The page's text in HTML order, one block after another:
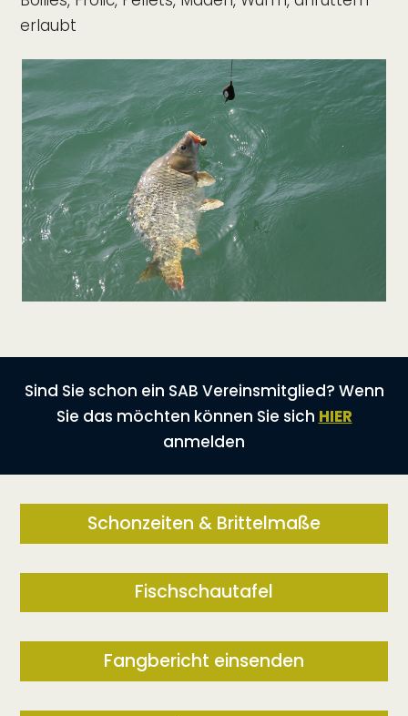
erlaubt
Sind Sie schon ein SAB Vereinsmitglied? Wenn
Sie das möchten können Sie sich HIER
anmelden
Schonzeiten & Brittelmaße
Fischschautafel
Fangbericht einsenden